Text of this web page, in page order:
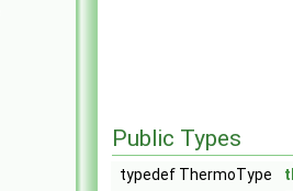
Public Types
typedef ThermoType